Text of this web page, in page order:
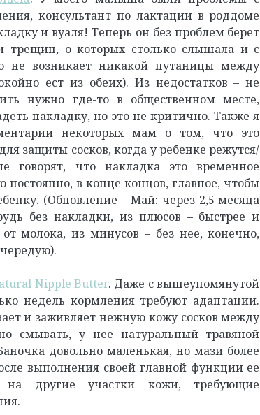
консультант по лактации в роддоме
и вуаля! Теперь он без проблем берет
трещин, о которых столько слышала и с
не возникает никакой путаницы между
ест из обеих). Из недостатков – не
нужно где-то в общественном месте,
накладку, но это не критично. Также я
некоторых мам о том, что это
защиты сосков, когда у ребенке режутся/
говорят, что накладка это временное
в конце концов, главное, чтобы
(Обновление – Май: через 2,5 месяца
без накладки, из плюсов – быстрее и
молока, из минусов – без нее, конечно,
Nipple Butter. Даже с вышеупомянутой
недель кормления требуют адаптации.
и заживляет нежную кожу сосков между
смывать, у нее натуральный травяной
довольно маленькая, но мази более
выполнения своей главной функции ее
другие участки кожи, требующие